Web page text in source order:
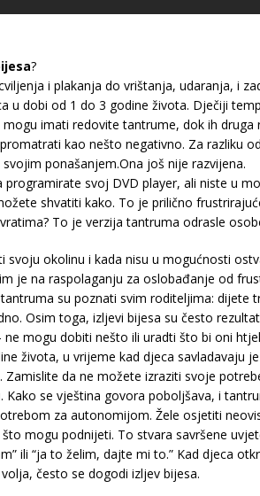
?
i plakanja do vrištanja, udaranja, i
u dobi od 1 do 3 godine života. Dječiji
imati redovite tantrume, dok ih druga
kao nešto negativno. Za razliku
ponašanjem.Ona još nije razvijena.
svoj DVD player, ali niste u
shvatiti kako. To je prilično
To je verzija tantruma odrasle
svoju okolinu i kada nisu u mogućnosti
je na raspolaganju za oslobađanje od
su poznati svim roditeljima: dijete
Osim toga, izljevi bijesa su često
mogu dobiti nešto ili uradti što bi oni
života, u vrijeme kad djeca savladavaju
Zamislite da ne možete izraziti svoje
se vještina govora poboljšava, i
za autonomijom. Žele osjetiti
mogu podnijeti. To stvara savršene
ili “ja to želim, dajte mi to.” Kad djeca
često se dogodi izljev bijesa.